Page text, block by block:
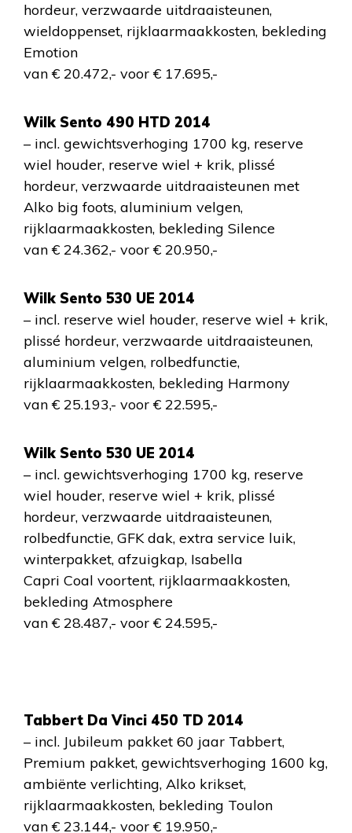
hordeur, verzwaarde uitdraaisteunen,
wieldoppenset, rijklaarmaakkosten, bekleding
Emotion
van € 20.472,- voor € 17.695,-
Wilk Sento 490 HTD 2014
– incl. gewichtsverhoging 1700 kg, reserve
wiel houder, reserve wiel + krik, plissé
hordeur, verzwaarde uitdraaisteunen met
Alko big foots, aluminium velgen,
rijklaarmaakkosten, bekleding Silence
van € 24.362,- voor € 20.950,-
Wilk Sento 530 UE 2014
– incl. reserve wiel houder, reserve wiel + krik,
plissé hordeur, verzwaarde uitdraaisteunen,
aluminium velgen, rolbedfunctie,
rijklaarmaakkosten, bekleding Harmony
van € 25.193,- voor € 22.595,-
Wilk Sento 530 UE 2014
– incl. gewichtsverhoging 1700 kg, reserve
wiel houder, reserve wiel + krik, plissé
hordeur, verzwaarde uitdraaisteunen,
rolbedfunctie, GFK dak, extra service luik,
winterpakket, afzuigkap, Isabella
Capri Coal voortent, rijklaarmaakkosten,
bekleding Atmosphere
van € 28.487,- voor € 24.595,-
Tabbert Da Vinci 450 TD 2014
– incl. Jubileum pakket 60 jaar Tabbert,
Premium pakket, gewichtsverhoging 1600 kg,
ambiënte verlichting, Alko krikset,
rijklaarmaakkosten, bekleding Toulon
van € 23.144,- voor € 19.950,-